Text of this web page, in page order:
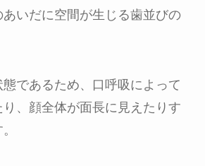
いだに空間が生じる歯並びの
であるため、口呼吸によって
、顔全体が面長に見えたりす